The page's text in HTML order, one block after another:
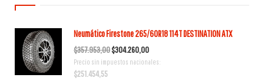
Neumático Firestone 265/60R18 114T DESTINATION ATX
$357.953,00El
precio
$304.260,00El
precio
Precio sin impuestos nacionales:
$251.454,55